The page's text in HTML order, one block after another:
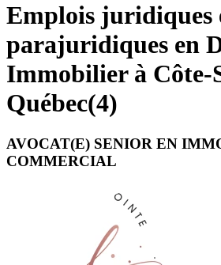
Emplois juridiques
parajuridiques en
Immobilier à Côte-
Québec(4)
AVOCAT(E) SENIOR EN
COMMERCIAL